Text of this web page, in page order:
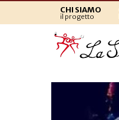
CHI SIAMO
il progetto